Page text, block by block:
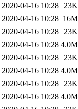
2020-04-16 10:28 23K
2020-04-16 10:28 16M
2020-04-16 10:28 23K
2020-04-16 10:28 4.0M
2020-04-16 10:28 23K
2020-04-16 10:28 4.0M
2020-04-16 10:28 23K
2020-04-16 10:28 4.0M